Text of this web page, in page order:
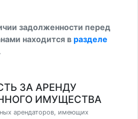
задолженности перед
находится в разделе
ЗА АРЕНДУ
ИМУЩЕСТВА
арендаторов, имеющих